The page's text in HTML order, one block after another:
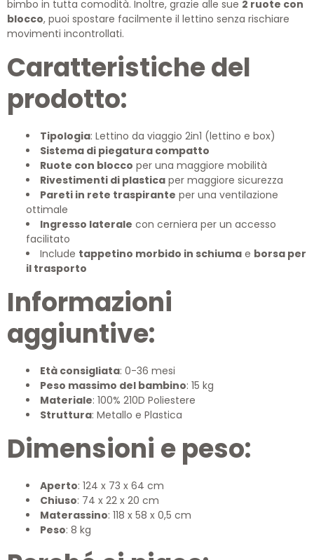
bimbo in tutta comodità. Inoltre, grazie alle sue 2 ruote con
blocco, puoi spostare facilmente il lettino senza rischiare
movimenti incontrollati.
Caratteristiche del
prodotto:
Tipologia: Lettino da viaggio 2in1 (lettino e box)
Sistema di piegatura compatto
Ruote con blocco per una maggiore mobilità
Rivestimenti di plastica per maggiore sicurezza
Pareti in rete traspirante per una ventilazione
ottimale
Ingresso laterale con cerniera per un accesso
facilitato
Include tappetino morbido in schiuma e borsa per
il trasporto
Informazioni
aggiuntive:
Età consigliata: 0-36 mesi
Peso massimo del bambino: 15 kg
Materiale: 100% 210D Poliestere
Struttura: Metallo e Plastica
Dimensioni e peso:
Aperto: 124 x 73 x 64 cm
Chiuso: 74 x 22 x 20 cm
Materassino: 118 x 58 x 0,5 cm
Peso: 8 kg